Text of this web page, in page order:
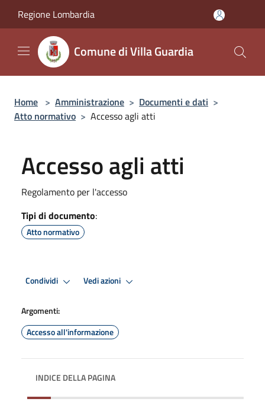
Regione Lombardia
Comune di Villa Guardia
Home > Amministrazione > Documenti e dati >
Atto normativo > Accesso agli atti
Accesso agli atti
Regolamento per l'accesso
Tipi di documento:
Atto normativo
Condividi Vedi azioni
Argomenti:
Accesso all'informazione
INDICE DELLA PAGINA